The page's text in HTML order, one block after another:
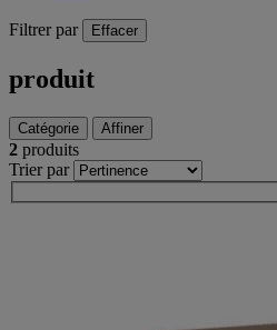
Filtrer par Effacer
produit
Catégorie Affiner
2 produits
Trier par